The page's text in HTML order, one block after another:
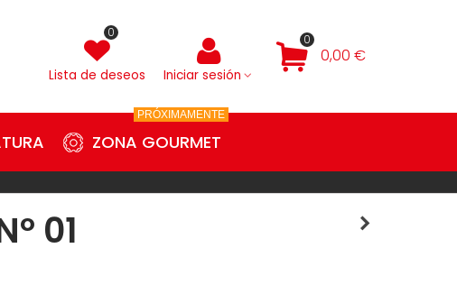
0
Lista de deseos Iniciar sesión
0
0,00 €
ZONA GOURMET
PRÓXIMAMENTE
01